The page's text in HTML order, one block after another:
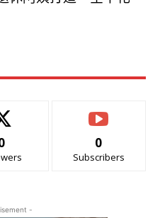
0
Subscribers
-